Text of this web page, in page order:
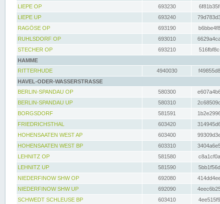
LIEPE OP
693230
LIEPE UP
693240
RAGÖSE OP
693190
RUHLSDORF OP
693010
STECHER OP
693210
HAMME
RITTERHUDE
4940030
HAVEL-ODER-WASSERSTRASSE
BERLIN-SPANDAU OP
580300
BERLIN-SPANDAU UP
580310
BORGSDORF
581591
FRIEDRICHSTHAL
603420
HOHENSAATEN WEST AP
603400
HOHENSAATEN WEST BP
603310
LEHNITZ OP
581580
LEHNITZ UP
581590
NIEDERFINOW SHW OP
692080
NIEDERFINOW SHW UP
692090
SCHWEDT SCHLEUSE BP
603410